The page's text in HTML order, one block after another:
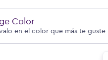
Color
en el color que más te guste